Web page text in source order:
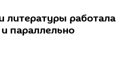
литературы работала
параллельно